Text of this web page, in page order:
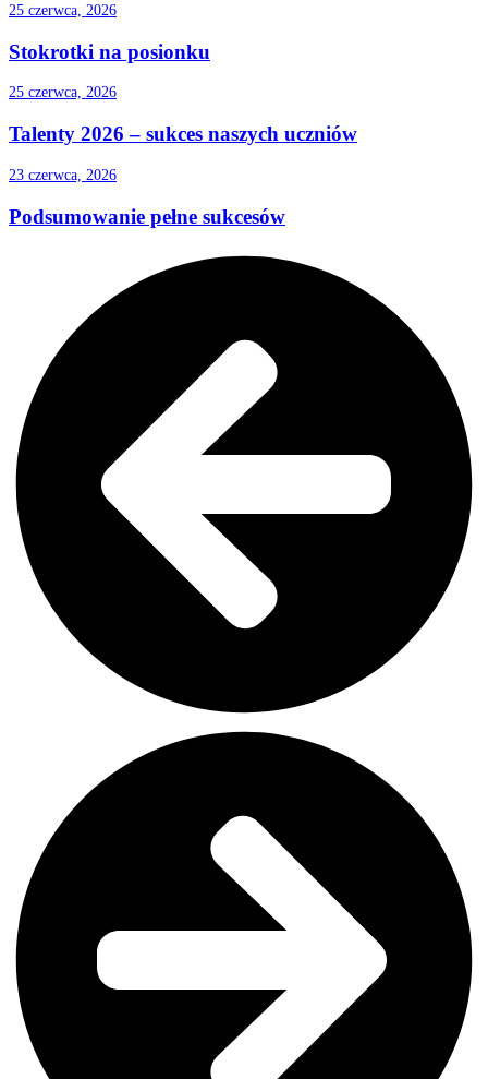
25 czerwca, 2026
Stokrotki na posionku
25 czerwca, 2026
Talenty 2026 – sukces naszych uczniów
23 czerwca, 2026
Podsumowanie pełne sukcesów